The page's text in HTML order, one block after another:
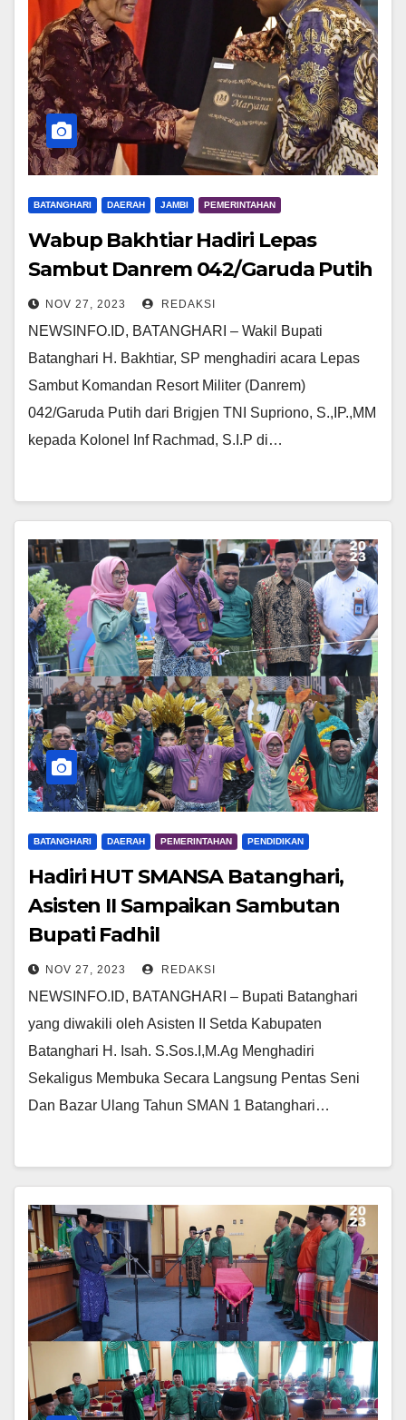
BATANGHARI DAERAH JAMBI PEMERINTAHAN
Wabup Bakhtiar Hadiri Lepas
Sambut Danrem 042/Garuda Putih
NOV 27, 2023 REDAKSI
NEWSINFO.ID, BATANGHARI – Wakil Bupati
Batanghari H. Bakhtiar, SP menghadiri acara Lepas
Sambut Komandan Resort Militer (Danrem)
042/Garuda Putih dari Brigjen TNI Supriono, S.,IP.,MM
kepada Kolonel Inf Rachmad, S.I.P di…
BATANGHARI DAERAH PEMERINTAHAN PENDIDIKAN
Hadiri HUT SMANSA Batanghari,
Asisten II Sampaikan Sambutan
Bupati Fadhil
NOV 27, 2023 REDAKSI
NEWSINFO.ID, BATANGHARI – Bupati Batanghari
yang diwakili oleh Asisten II Setda Kabupaten
Batanghari H. Isah. S.Sos.I,M.Ag Menghadiri
Sekaligus Membuka Secara Langsung Pentas Seni
Dan Bazar Ulang Tahun SMAN 1 Batanghari…